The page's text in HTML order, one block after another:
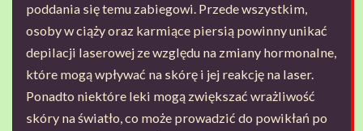
poddania się temu zabiegowi. Przede wszystkim,
osoby w ciąży oraz karmiące piersią powinny unikać
depilacji laserowej ze względu na zmiany hormonalne,
które mogą wpływać na skórę i jej reakcję na laser.
Ponadto niektóre leki mogą zwiększać wrażliwość
skóry na światło, co może prowadzić do powikłań po